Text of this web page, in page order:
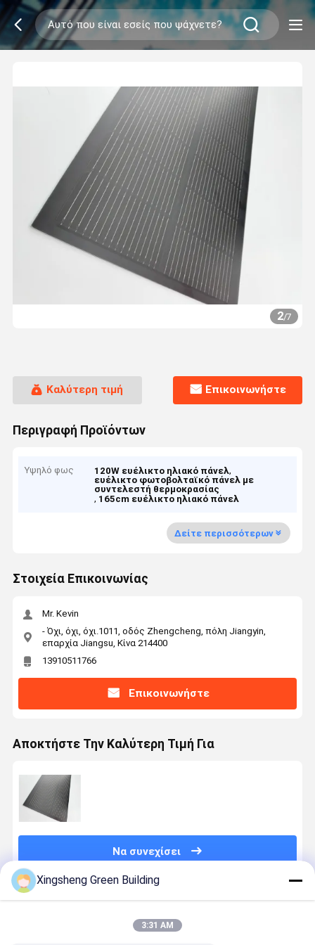
2/7
Καλύτερη τιμή Επικοινωνήστε
Περιγραφή Προϊόντων
Υψηλό φως 120W ευέλικτο ηλιακό πάνελ,
ευέλικτο φωτοβολταϊκό πάνελ με
συντελεστή θερμοκρασίας
, 165cm ευέλικτο ηλιακό πάνελ
Δείτε περισσότερων
Στοιχεία Επικοινωνίας
Mr. Kevin
- Όχι, όχι, όχι.1011, οδός Zhengcheng, πόλη Jiangyin,
επαρχία Jiangsu, Κίνα 214400
13910511766
Επικοινωνήστε
Αποκτήστε Την Καλύτερη Τιμή Για
Να συνεχίσει
Συνιστώμενα Προϊόντα
Xingsheng Green Building
3:31 AM